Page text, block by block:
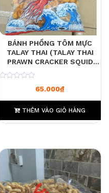
BÁNH PHỒNG TÔM MỰC
TALAY THAI (TALAY THAI
PRAWN CRACKER SQUID
ROASTED FLAVOUR) 400G
65.000₫
THÊM VÀO GIỎ HÀNG